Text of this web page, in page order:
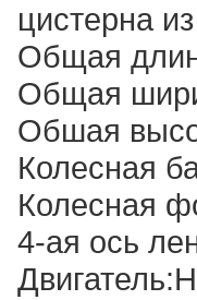
цистерна
Общая
Общая
Обшая
Колесная
Колесная
4-ая ось